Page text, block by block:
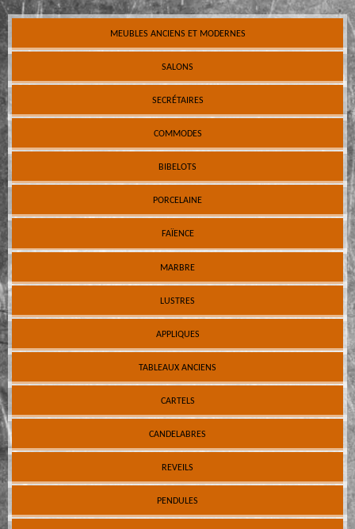
MEUBLES ANCIENS ET MODERNES
SALONS
SECRÉTAIRES
COMMODES
BIBELOTS
PORCELAINE
FAÏENCE
MARBRE
LUSTRES
APPLIQUES
TABLEAUX ANCIENS
CARTELS
CANDELABRES
REVEILS
PENDULES